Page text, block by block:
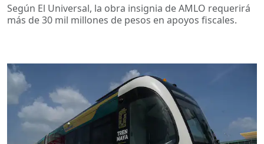
Según El Universal, la obra insignia de AMLO requerirá
más de 30 mil millones de pesos en apoyos fiscales.